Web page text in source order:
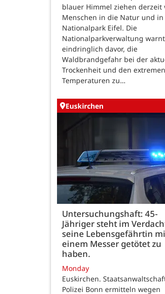
blauer Himmel ziehen derzeit
Menschen in die Natur und in
Nationalpark Eifel. Die
Nationalparkverwaltung warnt
eindringlich davor, die
Waldbrandgefahr bei der
Trockenheit und den extremen
Temperaturen zu…
Euskirchen
Untersuchungshaft: 45-
Jähriger steht im
seine Lebensgefährtin
einem Messer getötet zu
haben.
Monday
Euskirchen.
Polizei Bonn ermitteln wegen